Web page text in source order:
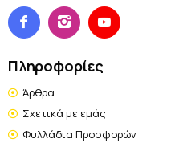
Πληροφορίες
Άρθρα
Σχετικά με εμάς
Φυλλάδια Προσφορών